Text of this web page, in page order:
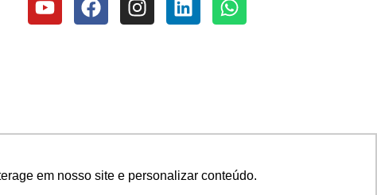
em nosso site e personalizar conteúdo.